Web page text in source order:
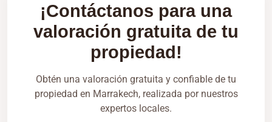
¡Contáctanos para una
valoración gratuita de tu
propiedad!
Obtén una valoración gratuita y confiable de tu
propiedad en Marrakech, realizada por nuestros
expertos locales.